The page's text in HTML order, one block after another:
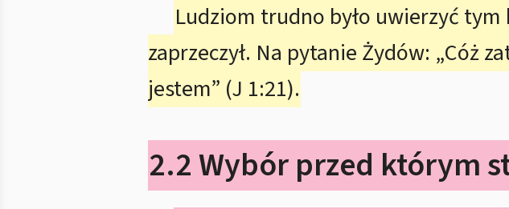
Ludziom trudno było uwierzyć
zaprzeczył. Na pytanie Żydów: „Cóż
jestem” (J 1:21).
2.2 Wybór przed którym